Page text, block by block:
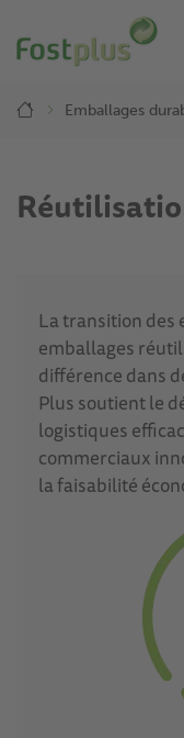
au
contenu
Breadcrumb
Emballages
La transition des
emballages
différence dans
Plus soutient le
logistiques
commerciaux
la faisabilité